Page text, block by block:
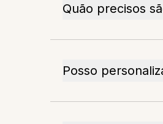
Quão precisos
Posso